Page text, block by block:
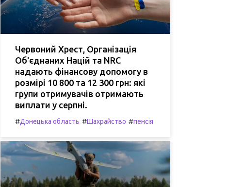
Червоний Хрест, Організація
Об'єднаних Націй та NRC
надають фінансову допомогу в
розмірі 10 800 та 12 300 грн: які
групи отримувачів отримають
виплати у серпні.
#Донецька область #Шахрайство #пенсія